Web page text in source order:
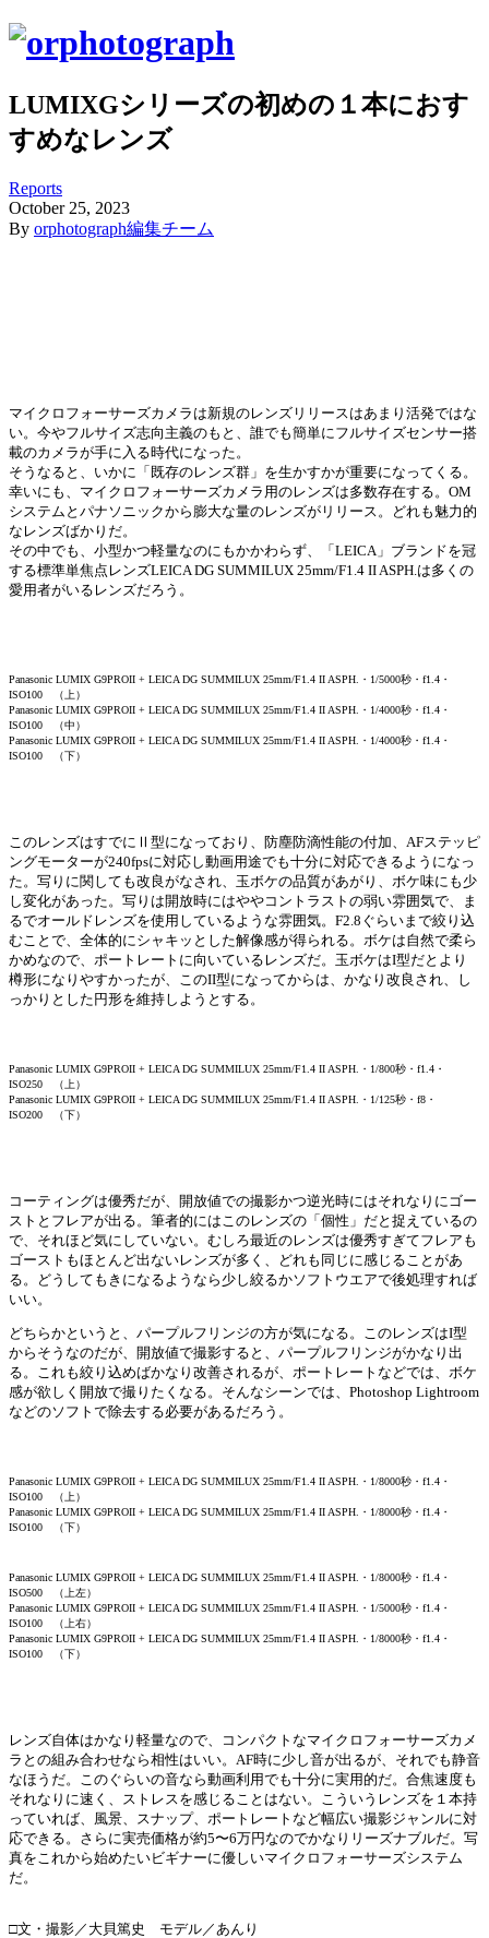
LUMIXGシリーズの初めの１本におす
すめなレンズ
Reports
October 25, 2023
By orphotograph編集チーム
マイクロフォーサーズカメラは新規のレンズリリースはあまり活発ではな
い。今やフルサイズ志向主義のもと、誰でも簡単にフルサイズセンサー搭
載のカメラが手に入る時代になった。
そうなると、いかに「既存のレンズ群」を生かすかが重要になってくる。
幸いにも、マイクロフォーサーズカメラ用のレンズは多数存在する。OM
システムとパナソニックから膨大な量のレンズがリリース。どれも魅力的
なレンズばかりだ。
その中でも、小型かつ軽量なのにもかかわらず、「LEICA」ブランドを冠
する標準単焦点レンズLEICA DG SUMMILUX 25mm/F1.4 II ASPH.は多くの
愛用者がいるレンズだろう。
Panasonic LUMIX G9PROII + LEICA DG SUMMILUX 25mm/F1.4 II ASPH.・1/5000秒・f1.4・
ISO100 （上）
Panasonic LUMIX G9PROII + LEICA DG SUMMILUX 25mm/F1.4 II ASPH.・1/4000秒・f1.4・
ISO100 （中）
Panasonic LUMIX G9PROII + LEICA DG SUMMILUX 25mm/F1.4 II ASPH.・1/4000秒・f1.4・
ISO100 （下）
このレンズはすでにⅡ型になっており、防塵防滴性能の付加、AFステッピ
ングモーターが240fpsに対応し動画用途でも十分に対応できるようになっ
た。写りに関しても改良がなされ、玉ボケの品質があがり、ボケ味にも少
し変化があった。写りは開放時にはややコントラストの弱い雰囲気で、ま
るでオールドレンズを使用しているような雰囲気。F2.8ぐらいまで絞り込
むことで、全体的にシャキッとした解像感が得られる。ボケは自然で柔ら
かめなので、ポートレートに向いているレンズだ。玉ボケはI型だとより
樽形になりやすかったが、このII型になってからは、かなり改良され、し
っかりとした円形を維持しようとする。
Panasonic LUMIX G9PROII + LEICA DG SUMMILUX 25mm/F1.4 II ASPH.・1/800秒・f1.4・
ISO250 （上）
Panasonic LUMIX G9PROII + LEICA DG SUMMILUX 25mm/F1.4 II ASPH.・1/125秒・f8・
ISO200 （下）
コーティングは優秀だが、開放値での撮影かつ逆光時にはそれなりにゴー
ストとフレアが出る。筆者的にはこのレンズの「個性」だと捉えているの
で、それほど気にしていない。むしろ最近のレンズは優秀すぎてフレアも
ゴーストもほとんど出ないレンズが多く、どれも同じに感じることがあ
る。どうしてもきになるようなら少し絞るかソフトウエアで後処理すれば
いい。
どちらかというと、パープルフリンジの方が気になる。このレンズはI型
からそうなのだが、開放値で撮影すると、パープルフリンジがかなり出
る。これも絞り込めばかなり改善されるが、ポートレートなどでは、ボケ
感が欲しく開放で撮りたくなる。そんなシーンでは、Photoshop Lightroom
などのソフトで除去する必要があるだろう。
Panasonic LUMIX G9PROII + LEICA DG SUMMILUX 25mm/F1.4 II ASPH.・1/8000秒・f1.4・
ISO100 （上）
Panasonic LUMIX G9PROII + LEICA DG SUMMILUX 25mm/F1.4 II ASPH.・1/8000秒・f1.4・
ISO100 （下）
Panasonic LUMIX G9PROII + LEICA DG SUMMILUX 25mm/F1.4 II ASPH.・1/8000秒・f1.4・
ISO500 （上左）
Panasonic LUMIX G9PROII + LEICA DG SUMMILUX 25mm/F1.4 II ASPH.・1/5000秒・f1.4・
ISO100 （上右）
Panasonic LUMIX G9PROII + LEICA DG SUMMILUX 25mm/F1.4 II ASPH.・1/8000秒・f1.4・
ISO100 （下）
レンズ自体はかなり軽量なので、コンパクトなマイクロフォーサーズカメ
ラとの組み合わせなら相性はいい。AF時に少し音が出るが、それでも静音
なほうだ。このぐらいの音なら動画利用でも十分に実用的だ。合焦速度も
それなりに速く、ストレスを感じることはない。こういうレンズを１本持
っていれば、風景、スナップ、ポートレートなど幅広い撮影ジャンルに対
応できる。さらに実売価格が約5〜6万円なのでかなりリーズナブルだ。写
真をこれから始めたいビギナーに優しいマイクロフォーサーズシステム
だ。
□文・撮影／大貝篤史 モデル／あんり